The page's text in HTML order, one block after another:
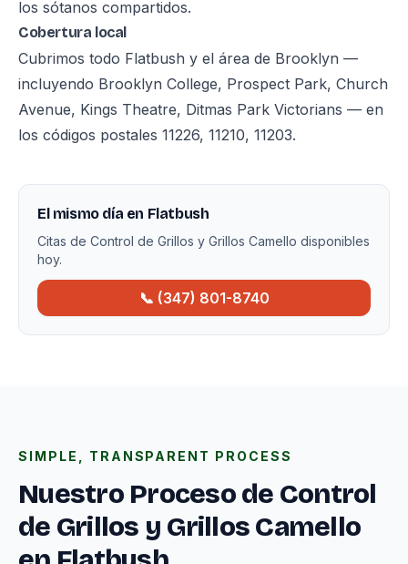
los sótanos compartidos.
Cobertura local
Cubrimos todo Flatbush y el área de Brooklyn —
incluyendo Brooklyn College, Prospect Park, Church
Avenue, Kings Theatre, Ditmas Park Victorians — en
los códigos postales 11226, 11210, 11203.
El mismo día en Flatbush
Citas de Control de Grillos y Grillos Camello disponibles
hoy.
📞 (347) 801-8740
SIMPLE, TRANSPARENT PROCESS
Nuestro Proceso de Control
de Grillos y Grillos Camello